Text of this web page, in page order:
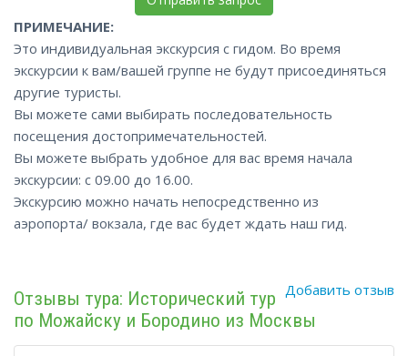
ПРИМЕЧАНИЕ:
Это индивидуальная экскурсия с гидом. Во время
экскурсии к вам/вашей группе не будут присоединяться
другие туристы.
Вы можете сами выбирать последовательность
посещения достопримечательностей.
Вы можете выбрать удобное для вас время начала
экскурсии: с 09.00 до 16.00.
Экскурсию можно начать непосредственно из
аэропорта/ вокзала, где вас будет ждать наш гид.
Добавить отзыв
Отзывы тура: Исторический тур
по Можайску и Бородино из Москвы